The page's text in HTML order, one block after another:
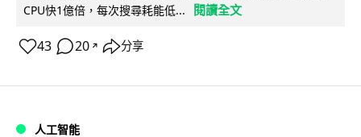
CPU快1億倍，每次搜尋耗能低...
閱讀全文
43 20 ↗ 分享
人工智能